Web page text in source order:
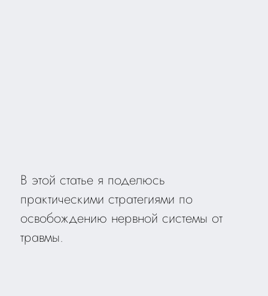
В этой статье я поделюсь
практическими стратегиями по
освобождению нервной системы от
травмы.